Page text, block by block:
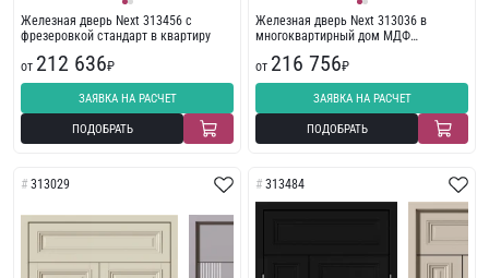
Железная дверь Next 313456 с
фрезеровкой стандарт в квартиру
от 212 636₽
ЗАЯВКА НА РАСЧЕТ
ПОДОБРАТЬ
Железная дверь Next 313036 в
многоквартирный дом МДФ
от 216 756₽
ЗАЯВКА НА РАСЧЕТ
ПОДОБРАТЬ
313029 313484